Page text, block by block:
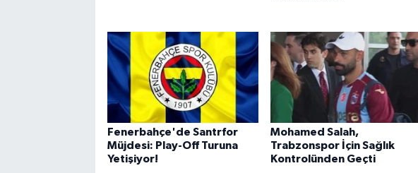
Fenerbahçe'de Santrfor
Müjdesi: Play-Off Turuna
Yetişiyor!
Mohamed Salah,
Trabzonspor İçin Sağlık
Kontrolünden Geçti